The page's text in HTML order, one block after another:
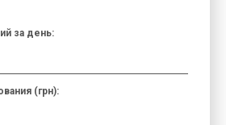
за день:
(грн):